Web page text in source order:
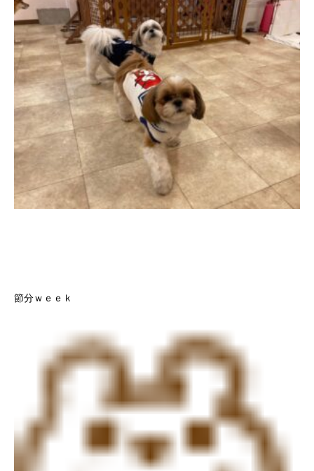
節分ｗｅｅｋ